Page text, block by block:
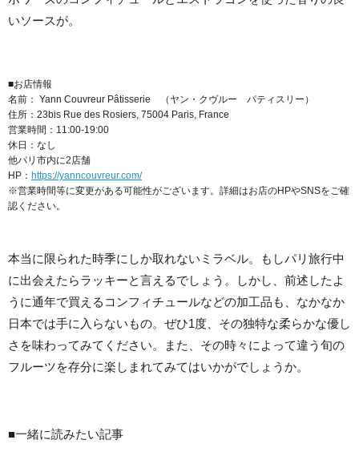
いソースが。
■お店情報
名前： Yann Couvreur Pâtisserie （ヤン・クヴルー パティスリー）
住所：23bis Rue des Rosiers, 75004 Paris, France
営業時間：11:00-19:00
休日：なし
他パリ市内に2店舗
HP： https://yanncouvreur.com/
※営業時間等に変更がある可能性がございます。詳細はお店のHPやSNSをご確
認ください。
本当に限られた時季にしか取れないミラベル。もしパリ旅行中
に出会えたらラッキーと言えるでしょう。しかし、前述したよ
うに通年で買えるコンフィチュールなどの加工品も、なかなか
日本では手に入らないもの。ぜひ1度、その独特な柔らかな優し
さを味わってみてください。また、その時々によって違う旬の
フルーツを存分に楽しまれてみてはいかがでしょうか。
■一緒に読みたい記事